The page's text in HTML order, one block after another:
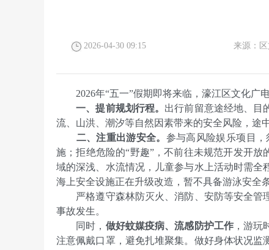
2026-04-30 09:15 来源：
2026年“五一”假期即将来临，濠江区文化广
一、提前规划行程。 出行前留意途经地、目
流、山洪、潮汐等自然因素带来的安全风险，途
二、注重出游安全。 参与高风险娱乐项目
施；拒绝危险的“野趣”，不前往未规范开发开
域的深浅、水流情况，儿童参与水上活动时需
海上安全设施正在升级改造，暂不具备游泳安全
严格遵守森林防灭火、消防、安防等安全
事故发生。
同时， 做好蚊媒疫病、流感防护工作 ，游
注意佩戴口罩，避免扎堆聚集。做好身体状况